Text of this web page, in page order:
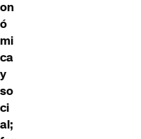
on
ó
mi
ca
y
so
ci
al;